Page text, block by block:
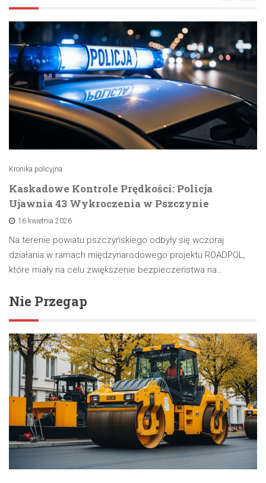
Kronika policyjna
Kaskadowe Kontrole Prędkości: Policja
Ujawnia 43 Wykroczenia w Pszczynie
16 kwietnia 2026
Na terenie powiatu pszczyńskiego odbyły się wczoraj
działania w ramach międzynarodowego projektu ROADPOL,
które miały na celu zwiększenie bezpieczeństwa na…
Nie Przegap